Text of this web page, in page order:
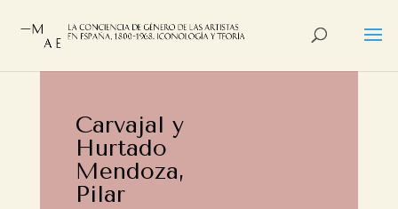
Carvajal y
Hurtado
Mendoza,
Pilar